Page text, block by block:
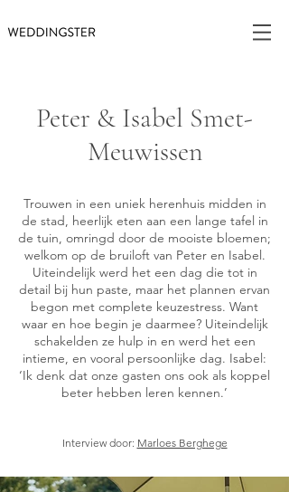
Peter & Isabel Smet-
Meuwissen
Trouwen in een uniek herenhuis midden in
de stad, heerlijk eten aan een lange tafel in
de tuin, omringd door de mooiste bloemen;
welkom op de bruiloft van Peter en Isabel.
Uiteindelijk werd het een dag die tot in
detail bij hun paste, maar het plannen ervan
begon met complete keuzestress. Want
waar en hoe begin je daarmee? Uiteindelijk
schakelden ze hulp in en werd het een
intieme, en vooral persoonlijke dag. Isabel:
‘Ik denk dat onze gasten ons ook als koppel
beter hebben leren kennen.’
Interview door: Marloes Berghege